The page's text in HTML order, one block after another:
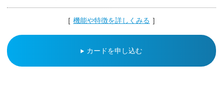
[ 機能や特徴を詳しくみる ]
カードを申し込む